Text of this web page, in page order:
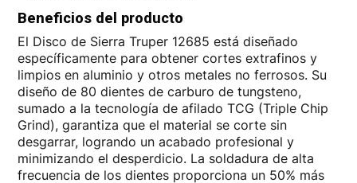
Beneficios del producto
El Disco de Sierra Truper 12685 está diseñado
específicamente para obtener cortes extrafinos y
limpios en aluminio y otros metales no ferrosos. Su
diseño de 80 dientes de carburo de tungsteno,
sumado a la tecnología de afilado TCG (Triple Chip
Grind), garantiza que el material se corte sin
desgarrar, logrando un acabado profesional y
minimizando el desperdicio. La soldadura de alta
frecuencia de los dientes proporciona un 50% más